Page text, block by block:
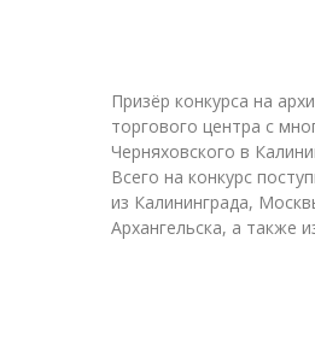
Призёр конкурса на
торгового центра с
Черняховского в
Всего на конкурс
из Калининграда,
Архангельска, а также